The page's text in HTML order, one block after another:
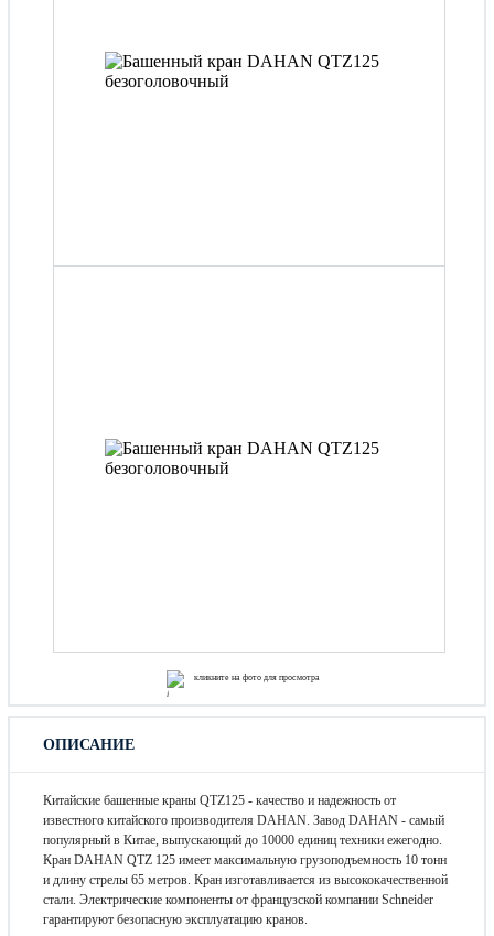
кликните на фото для просмотра
ОПИСАНИЕ
Китайские башенные краны QTZ125 - качество и надежность от
известного китайского производителя DAHAN. Завод DAHAN - самый
популярный в Китае, выпускающий до 10000 единиц техники ежегодно.
Кран DAHAN QTZ 125 имеет максимальную грузоподъемность 10 тонн
и длину стрелы 65 метров. Кран изготавливается из высококачественной
стали. Электрические компоненты от французской компании Schneider
гарантируют безопасную эксплуатацию кранов.